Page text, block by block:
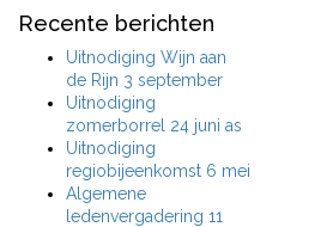
Recente berichten
Uitnodiging Wijn aan
de Rijn 3 september
Uitnodiging
zomerborrel 24 juni as
Uitnodiging
regiobijeenkomst 6 mei
Algemene
ledenvergadering 11